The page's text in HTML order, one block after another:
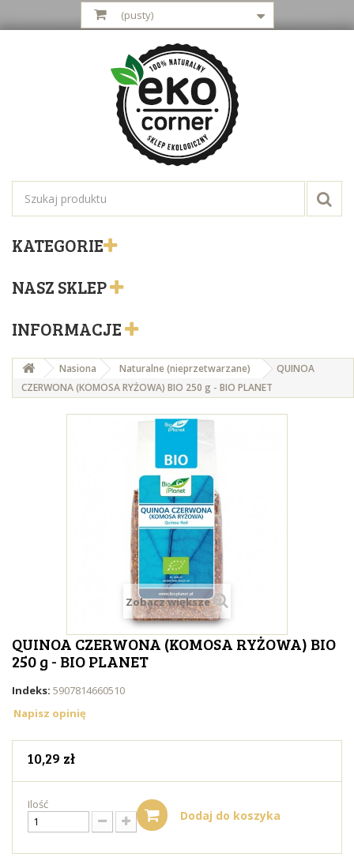
(pusty)
KATEGORIE
NASZ SKLEP
INFORMACJE
Nasiona Naturalne (nieprzetwarzane)
QUINOA
CZERWONA (KOMOSA RYŻOWA) BIO 250 g - BIO PLANET
Zobacz większe
QUINOA CZERWONA (KOMOSA RYŻOWA) BIO
250 g - BIO PLANET
Indeks: 5907814660510
Napisz opinię
10,29 zł
Ilość
Dodaj do koszyka